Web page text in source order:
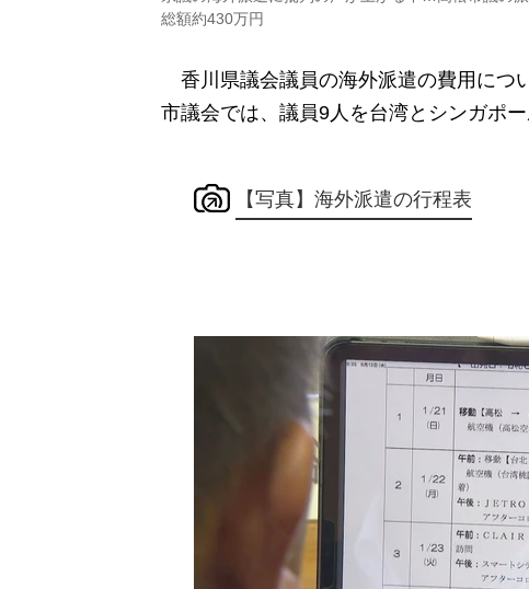
総額約430万円
香川県議会議員の海外派遣の費用につ
市議会では、議員9人を台湾とシンガポ
【写真】海外派遣の行程表